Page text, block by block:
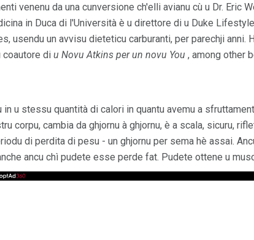
venenu da una cunversione ch'elli avianu cù u Dr. Eric
in Duca di l'Università è u direttore di u Duke
usendu un avvisu dieteticu carburanti, per parechji anni.
coautore di u Novu Atkins per un novu You , among other
in u stessu quantità di calori in quantu avemu a
corpu, cambia da ghjornu à ghjornu, è a scala, sicuru,
di perdita di pesu - un ghjornu per sema hè assai.
ancu chì pudete esse perde fat. Pudete ottene u